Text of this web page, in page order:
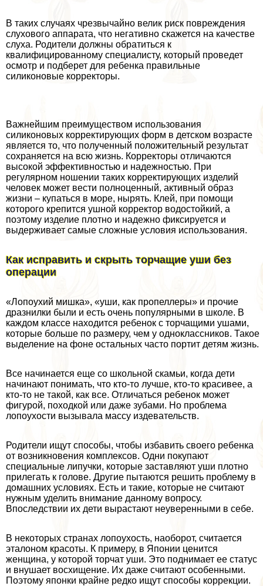
В таких случаях чрезвычайно велик риск повреждения
слухового аппарата, что негативно скажется на качестве
слуха. Родители должны обратиться к
квалифицированному специалисту, который проведет
осмотр и подберет для ребенка правильные
силиконовые корректоры.
Важнейшим преимуществом использования
силиконовых корректирующих форм в детском возрасте
является то, что полученный положительный результат
сохраняется на всю жизнь. Корректоры отличаются
высокой эффективностью и надежностью. При
регулярном ношении таких корректирующих изделий
человек может вести полноценный, активный образ
жизни – купаться в море, нырять. Клей, при помощи
которого крепится ушной корректор водостойкий, а
поэтому изделие плотно и надежно фиксируется и
выдерживает самые сложные условия использования.
Как исправить и скрыть торчащие уши без
операции
«Лопоухий мишка», «уши, как пропеллеры» и прочие
дразнилки были и есть очень популярными в школе. В
каждом классе находится ребенок с торчащими ушами,
которые больше по размеру, чем у одноклассников. Такое
выделение на фоне остальных часто портит детям жизнь.
Все начинается еще со школьной скамьи, когда дети
начинают понимать, что кто-то лучше, кто-то красивее, а
кто-то не такой, как все. Отличаться ребенок может
фигурой, походкой или даже зубами. Но проблема
лопоухости вызывала массу издевательств.
Родители ищут способы, чтобы избавить своего ребенка
от возникновения комплексов. Одни покупают
специальные липучки, которые заставляют уши плотно
прилегать к голове. Другие пытаются решить проблему в
домашних условиях. Есть и такие, которые не считают
нужным уделить внимание данному вопросу.
Впоследствии их дети вырастают неуверенными в себе.
В некоторых странах лопоухость, наоборот, считается
эталоном красоты. К примеру, в Японии ценится
женщина, у которой торчат уши. Это поднимает ее статус
и внушает восхищение. Их даже считают особенными.
Поэтому японки крайне редко ищут способы коррекции.